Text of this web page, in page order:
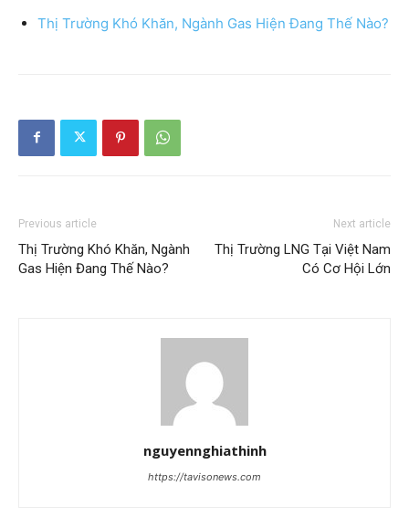
Thị Trường Khó Khăn, Ngành Gas Hiện Đang Thế Nào?
Previous article
Thị Trường Khó Khăn, Ngành
Gas Hiện Đang Thế Nào?
Next article
Thị Trường LNG Tại Việt Nam
Có Cơ Hội Lớn
nguyennghiathinh
https://tavisonews.com